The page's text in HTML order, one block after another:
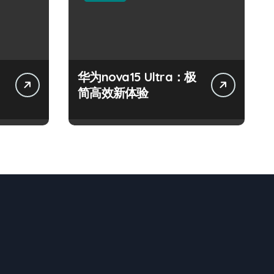
华为nova15 Ultra：极
简高效新体验